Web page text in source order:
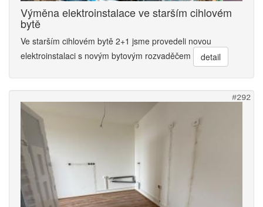
Výměna elektroinstalace ve starším cihlovém
bytě
Ve starším cihlovém bytě 2+1 jsme provedeli novou
elektroinstalaci s novým bytovým rozvaděčem
detail
#292